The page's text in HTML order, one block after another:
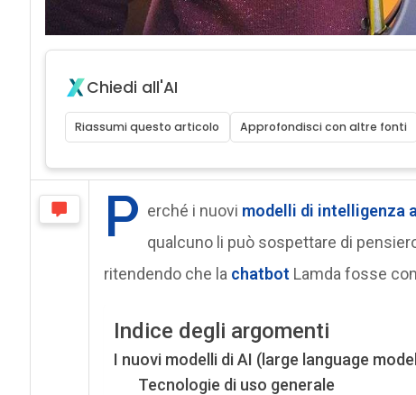
Chiedi all'AI
Riassumi questo articolo Approfondisci con altre fonti
P erché i nuovi modelli di intelligenza
qualcuno li può sospettare di
ritendendo che la chatbot Lamda fosse
Indice degli argomenti
I nuovi modelli di AI (large language
Tecnologie di uso generale